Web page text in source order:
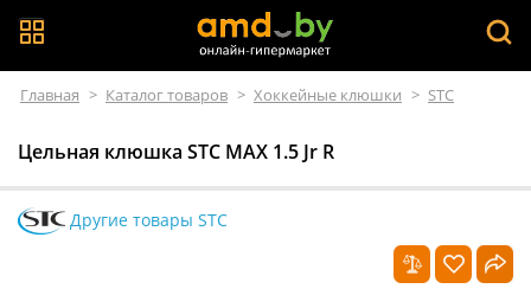
Главная > Каталог товаров > Хоккейные клюшки > STC
Цельная клюшка STC MAX 1.5 Jr R
Другие товары STC